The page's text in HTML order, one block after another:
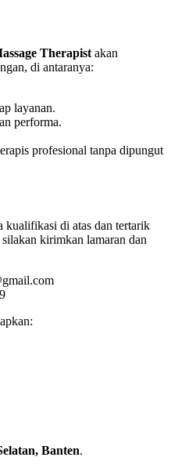
Therapist akan
di antaranya:
layanan.
performa.
profesional tanpa dipungut
kualifikasi di atas dan tertarik
kirimkan lamaran dan
Banten.